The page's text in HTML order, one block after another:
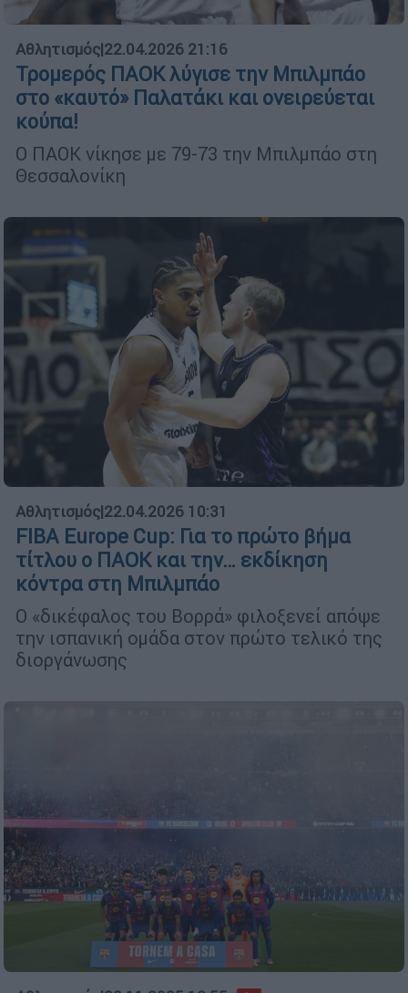
Αθλητισμός|22.04.2026 21:16
Τρομερός ΠΑΟΚ λύγισε την Μπιλμπάο
στο «καυτό» Παλατάκι και ονειρεύεται
κούπα!
Ο ΠΑΟΚ νίκησε με 79-73 την Μπιλμπάο στη
Θεσσαλονίκη
Αθλητισμός|22.04.2026 10:31
FIBA Europe Cup: Για το πρώτο βήμα
τίτλου ο ΠΑΟΚ και την… εκδίκηση
κόντρα στη Μπιλμπάο
Ο «δικέφαλος του Βορρά» φιλοξενεί απόψε
την ισπανική ομάδα στον πρώτο τελικό της
διοργάνωσης